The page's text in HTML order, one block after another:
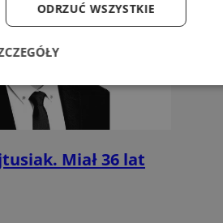
Miał 36 lat
ODRZUĆ WSZYSTKIE
Wydajność